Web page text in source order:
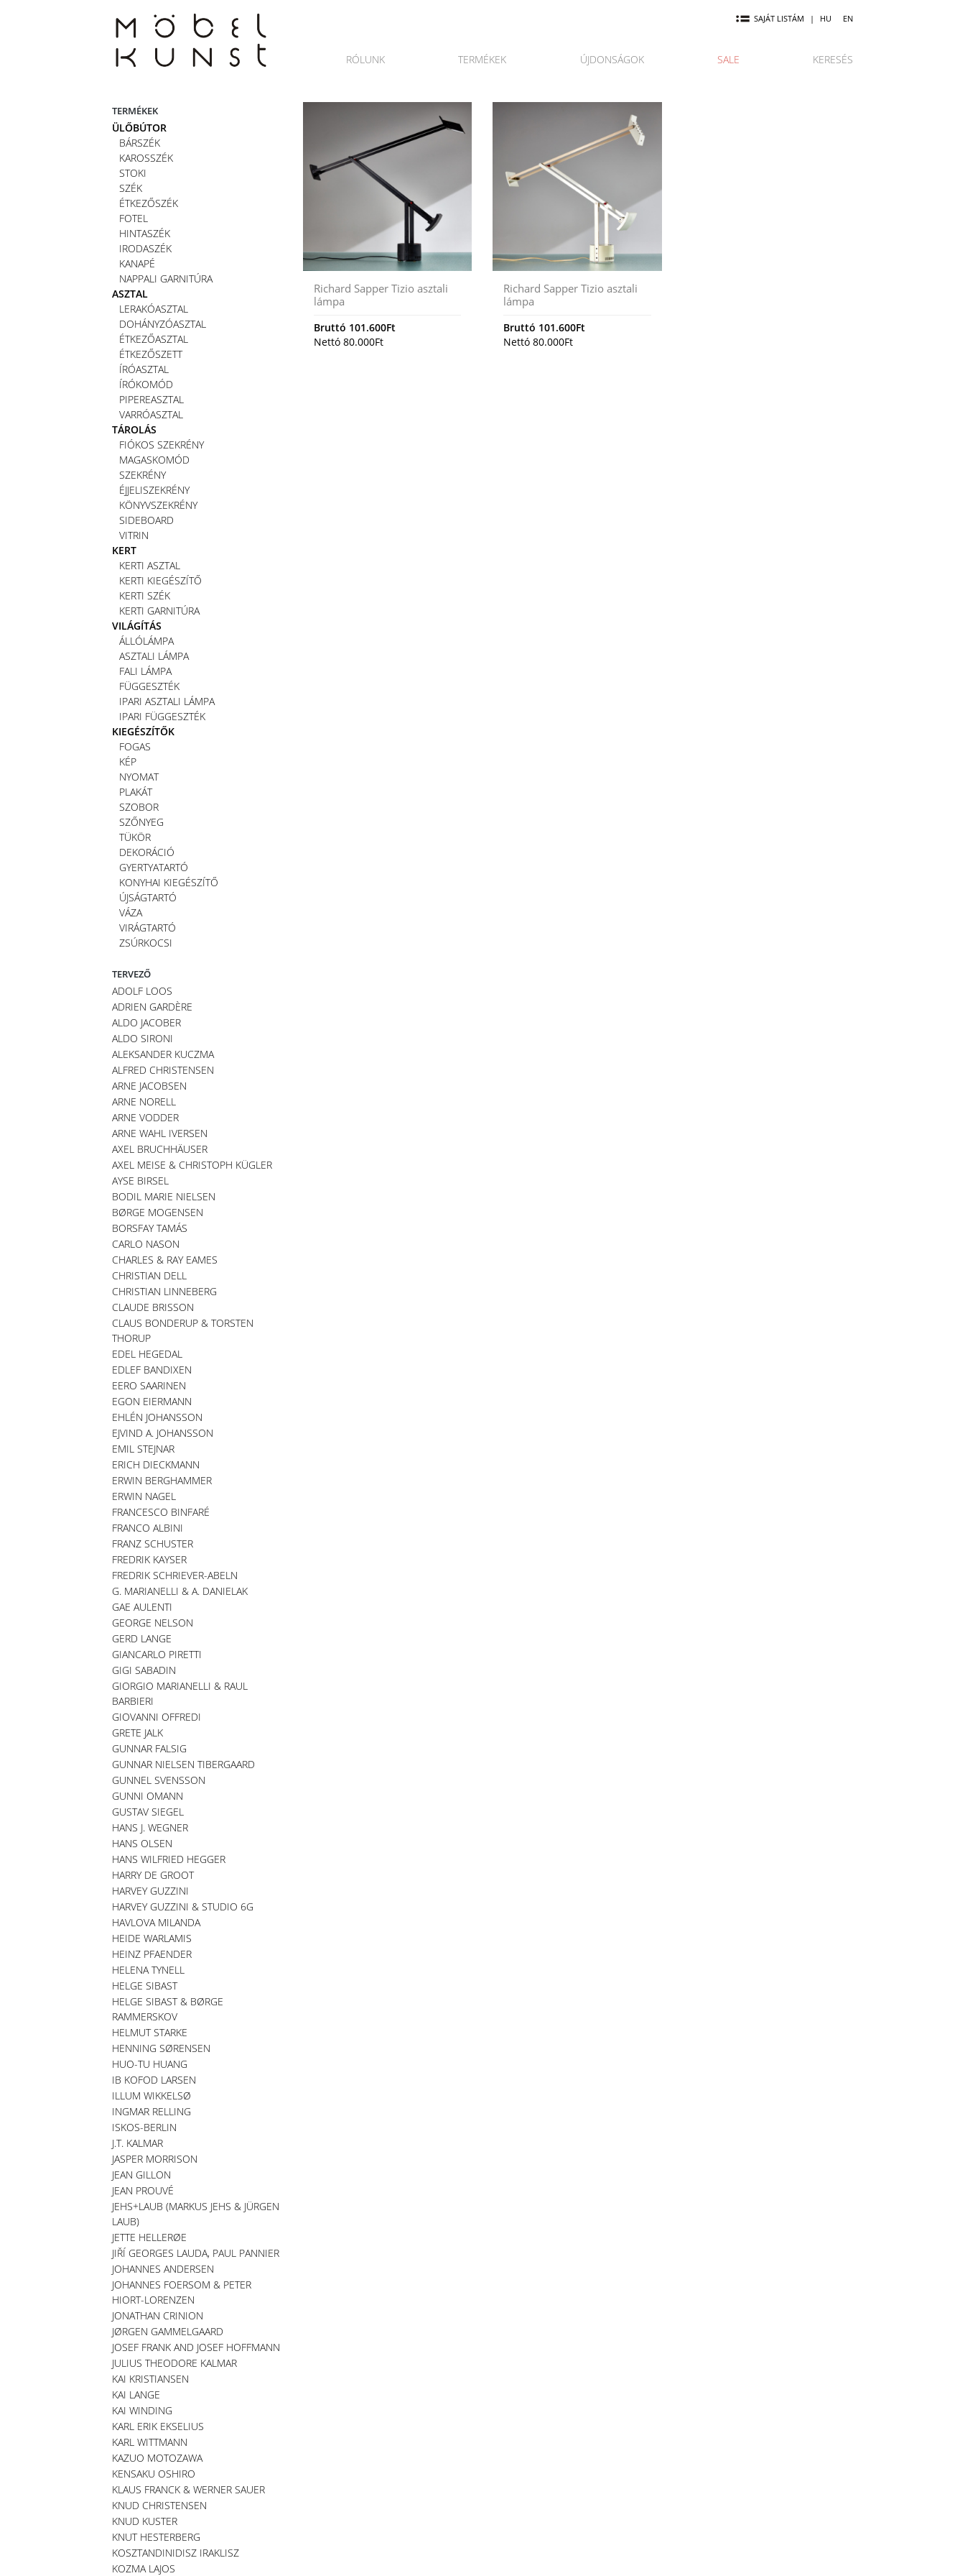
SAJÁT LISTÁM | HU EN
RÓLUNK TERMÉKEK ÚJDONSÁGOK SALE KERESÉS
TERMÉKEK
ÜLŐBÚTOR
BÁRSZÉK
KAROSSZÉK
STOKI
SZÉK
ÉTKEZŐSZÉK
FOTEL
HINTASZÉK
IRODASZÉK
KANAPÉ
NAPPALI GARNITÚRA
ASZTAL
LERAKÓASZTAL
DOHÁNYZÓASZTAL
ÉTKEZŐASZTAL
ÉTKEZŐSZETT
ÍRÓASZTAL
ÍRÓKOMÓD
PIPEREASZTAL
VARRÓASZTAL
TÁROLÁS
FIÓKOS SZEKRÉNY
MAGASKOMÓD
SZEKRÉNY
ÉJJELISZEKRÉNY
KÖNYVSZEKRÉNY
SIDEBOARD
VITRIN
KERT
KERTI ASZTAL
KERTI KIEGÉSZÍTŐ
KERTI SZÉK
KERTI GARNITÚRA
VILÁGÍTÁS
ÁLLÓLÁMPA
ASZTALI LÁMPA
FALI LÁMPA
FÜGGESZTÉK
IPARI ASZTALI LÁMPA
IPARI FÜGGESZTÉK
KIEGÉSZÍTŐK
FOGAS
KÉP
NYOMAT
PLAKÁT
SZOBOR
SZŐNYEG
TÜKÖR
DEKORÁCIÓ
GYERTYATARTÓ
KONYHAI KIEGÉSZÍTŐ
ÚJSÁGTARTÓ
VÁZA
VIRÁGTARTÓ
ZSÚRKOCSI
TERVEZŐ
ADOLF LOOS
ADRIEN GARDÈRE
ALDO JACOBER
ALDO SIRONI
ALEKSANDER KUCZMA
ALFRED CHRISTENSEN
ARNE JACOBSEN
ARNE NORELL
ARNE VODDER
ARNE WAHL IVERSEN
AXEL BRUCHHÄUSER
AXEL MEISE & CHRISTOPH KÜGLER
AYSE BIRSEL
BODIL MARIE NIELSEN
BØRGE MOGENSEN
BORSFAY TAMÁS
CARLO NASON
CHARLES & RAY EAMES
CHRISTIAN DELL
CHRISTIAN LINNEBERG
CLAUDE BRISSON
CLAUS BONDERUP & TORSTEN
THORUP
EDEL HEGEDAL
EDLEF BANDIXEN
EERO SAARINEN
EGON EIERMANN
EHLÉN JOHANSSON
EJVIND A. JOHANSSON
EMIL STEJNAR
ERICH DIECKMANN
ERWIN BERGHAMMER
ERWIN NAGEL
FRANCESCO BINFARÉ
FRANCO ALBINI
FRANZ SCHUSTER
FREDRIK KAYSER
FREDRIK SCHRIEVER-ABELN
G. MARIANELLI & A. DANIELAK
GAE AULENTI
GEORGE NELSON
GERD LANGE
GIANCARLO PIRETTI
GIGI SABADIN
GIORGIO MARIANELLI & RAUL
BARBIERI
GIOVANNI OFFREDI
GRETE JALK
GUNNAR FALSIG
GUNNAR NIELSEN TIBERGAARD
GUNNEL SVENSSON
GUNNI OMANN
GUSTAV SIEGEL
HANS J. WEGNER
HANS OLSEN
HANS WILFRIED HEGGER
HARRY DE GROOT
HARVEY GUZZINI
HARVEY GUZZINI & STUDIO 6G
HAVLOVA MILANDA
HEIDE WARLAMIS
HEINZ PFAENDER
HELENA TYNELL
HELGE SIBAST
HELGE SIBAST & BØRGE
RAMMERSKOV
HELMUT STARKE
HENNING SØRENSEN
HUO-TU HUANG
IB KOFOD LARSEN
ILLUM WIKKELSØ
INGMAR RELLING
ISKOS-BERLIN
J.T. KALMAR
JASPER MORRISON
JEAN GILLON
JEAN PROUVÉ
JEHS+LAUB (MARKUS JEHS & JÜRGEN
LAUB)
JETTE HELLERØE
JIŘÍ GEORGES LAUDA, PAUL PANNIER
JOHANNES ANDERSEN
JOHANNES FOERSOM & PETER
HIORT-LORENZEN
JONATHAN CRINION
JØRGEN GAMMELGAARD
JOSEF FRANK AND JOSEF HOFFMANN
JULIUS THEODORE KALMAR
KAI KRISTIANSEN
KAI LANGE
KAI WINDING
KARL ERIK EKSELIUS
KARL WITTMANN
KAZUO MOTOZAWA
KENSAKU OSHIRO
KLAUS FRANCK & WERNER SAUER
KNUD CHRISTENSEN
KNUD KUSTER
KNUT HESTERBERG
KOSZTANDINIDISZ IRAKLISZ
KOZMA LAJOS
Richard Sapper Tizio asztali
lámpa
Bruttó 101.600Ft
Nettó 80.000Ft
Richard Sapper Tizio asztali
lámpa
Bruttó 101.600Ft
Nettó80.000Ft